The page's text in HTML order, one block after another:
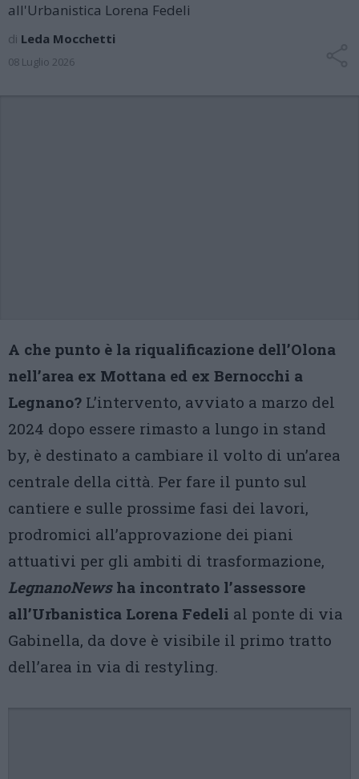
all'Urbanistica Lorena Fedeli
di Leda Mocchetti
08 Luglio 2026
A che punto è la riqualificazione dell’Olona
nell’area ex Mottana ed ex Bernocchi a
Legnano? L’intervento, avviato a marzo del
2024 dopo essere rimasto a lungo in stand
by, è destinato a cambiare il volto di un’area
centrale della città. Per fare il punto sul
cantiere e sulle prossime fasi dei lavori,
prodromici all’approvazione dei piani
attuativi per gli ambiti di trasformazione,
LegnanoNewsha incontrato l’assessore
all’Urbanistica Lorena Fedeli al ponte di via
Gabinella, da dove è visibile il primo tratto
dell’area in via di restyling.